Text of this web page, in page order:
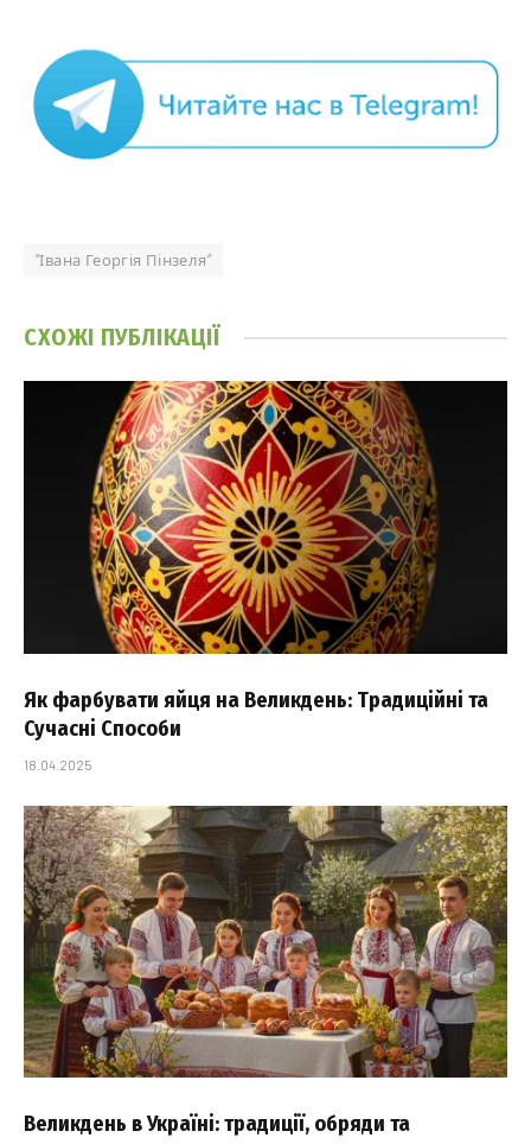
“Івана Георгія Пінзеля”
СХОЖІ ПУБЛІКАЦІЇ
Як фарбувати яйця на Великдень: Традиційні та
Сучасні Способи
18.04.2025
Великдень в Україні: традиції, обряди та